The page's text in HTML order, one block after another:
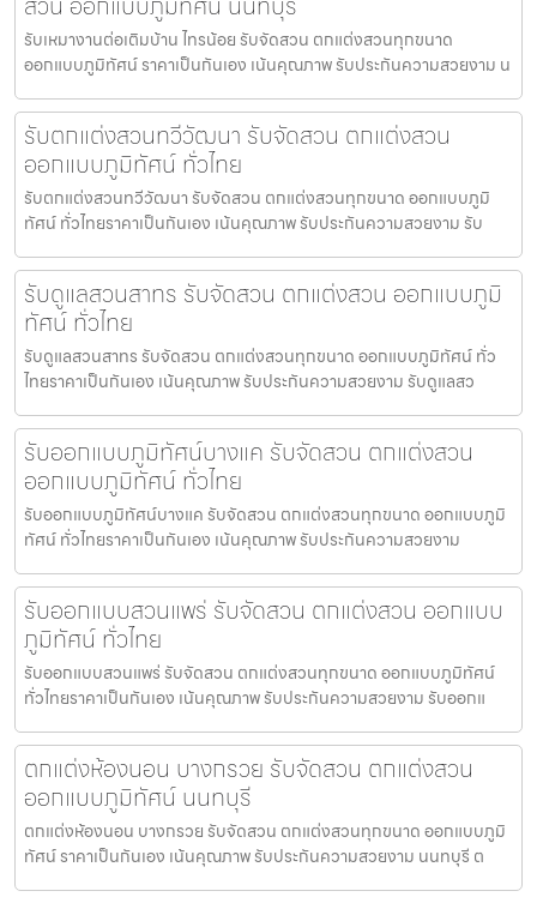
รับเหมางานต่อเติมบ้าน ไทรน้อย รับจัดสวน ตกแต่งสวนทุกขนาด
ออกแบบภูมิทัศน์ ราคาเป็นกันเอง เน้นคุณภาพ รับประกันความสวยงาม น
รับตกแต่งสวนทวีวัฒนา รับจัดสวน ตกแต่งสวน
ออกแบบภูมิทัศน์ ทั่วไทย
รับตกแต่งสวนทวีวัฒนา รับจัดสวน ตกแต่งสวนทุกขนาด ออกแบบภูมิ
ทัศน์ ทั่วไทยราคาเป็นกันเอง เน้นคุณภาพ รับประกันความสวยงาม รับ
รับดูแลสวนสาทร รับจัดสวน ตกแต่งสวน ออกแบบภูมิ
ทัศน์ ทั่วไทย
รับดูแลสวนสาทร รับจัดสวน ตกแต่งสวนทุกขนาด ออกแบบภูมิทัศน์ ทั่ว
ไทยราคาเป็นกันเอง เน้นคุณภาพ รับประกันความสวยงาม รับดูแลสว
รับออกแบบภูมิทัศน์บางแค รับจัดสวน ตกแต่งสวน
ออกแบบภูมิทัศน์ ทั่วไทย
รับออกแบบภูมิทัศน์บางแค รับจัดสวน ตกแต่งสวนทุกขนาด ออกแบบภูมิ
ทัศน์ ทั่วไทยราคาเป็นกันเอง เน้นคุณภาพ รับประกันความสวยงาม
รับออกแบบสวนแพร่ รับจัดสวน ตกแต่งสวน ออกแบบ
ภูมิทัศน์ ทั่วไทย
รับออกแบบสวนแพร่ รับจัดสวน ตกแต่งสวนทุกขนาด ออกแบบภูมิทัศน์
ทั่วไทยราคาเป็นกันเอง เน้นคุณภาพ รับประกันความสวยงาม รับออกแ
ตกแต่งห้องนอน บางกรวย รับจัดสวน ตกแต่งสวน
ออกแบบภูมิทัศน์ นนทบุรี
ตกแต่งห้องนอน บางกรวย รับจัดสวน ตกแต่งสวนทุกขนาด ออกแบบภูมิ
ทัศน์ ราคาเป็นกันเอง เน้นคุณภาพ รับประกันความสวยงาม นนทบุรี ต